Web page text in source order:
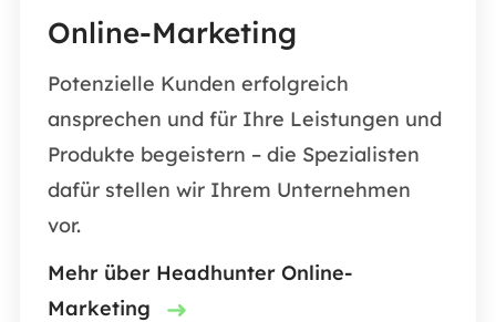
Online-Marketing
Potenzielle Kunden erfolgreich
ansprechen und für Ihre Leistungen und
Produkte begeistern – die Spezialisten
dafür stellen wir Ihrem Unternehmen
vor.
Mehr über Headhunter Online-
Marketing